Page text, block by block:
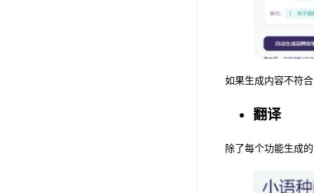
如果生成内容不符
翻译
除了每个功能生成